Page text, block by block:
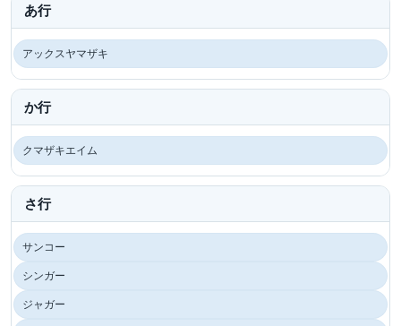
あ行
アックスヤマザキ
か行
クマザキエイム
さ行
サンコー
シンガー
ジャガー